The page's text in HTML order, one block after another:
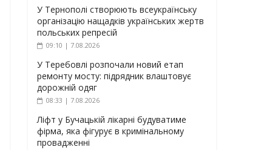
У Тернополі створюють всеукраїнську
організацію нащадків українських жертв
польських репресій
09:10 | 7.08.2026
У Теребовлі розпочали новий етап
ремонту мосту: підрядник влаштовує
дорожній одяг
08:33 | 7.08.2026
Ліфт у Бучацькій лікарні будуватиме
фірма, яка фігурує в кримінальному
провадженні